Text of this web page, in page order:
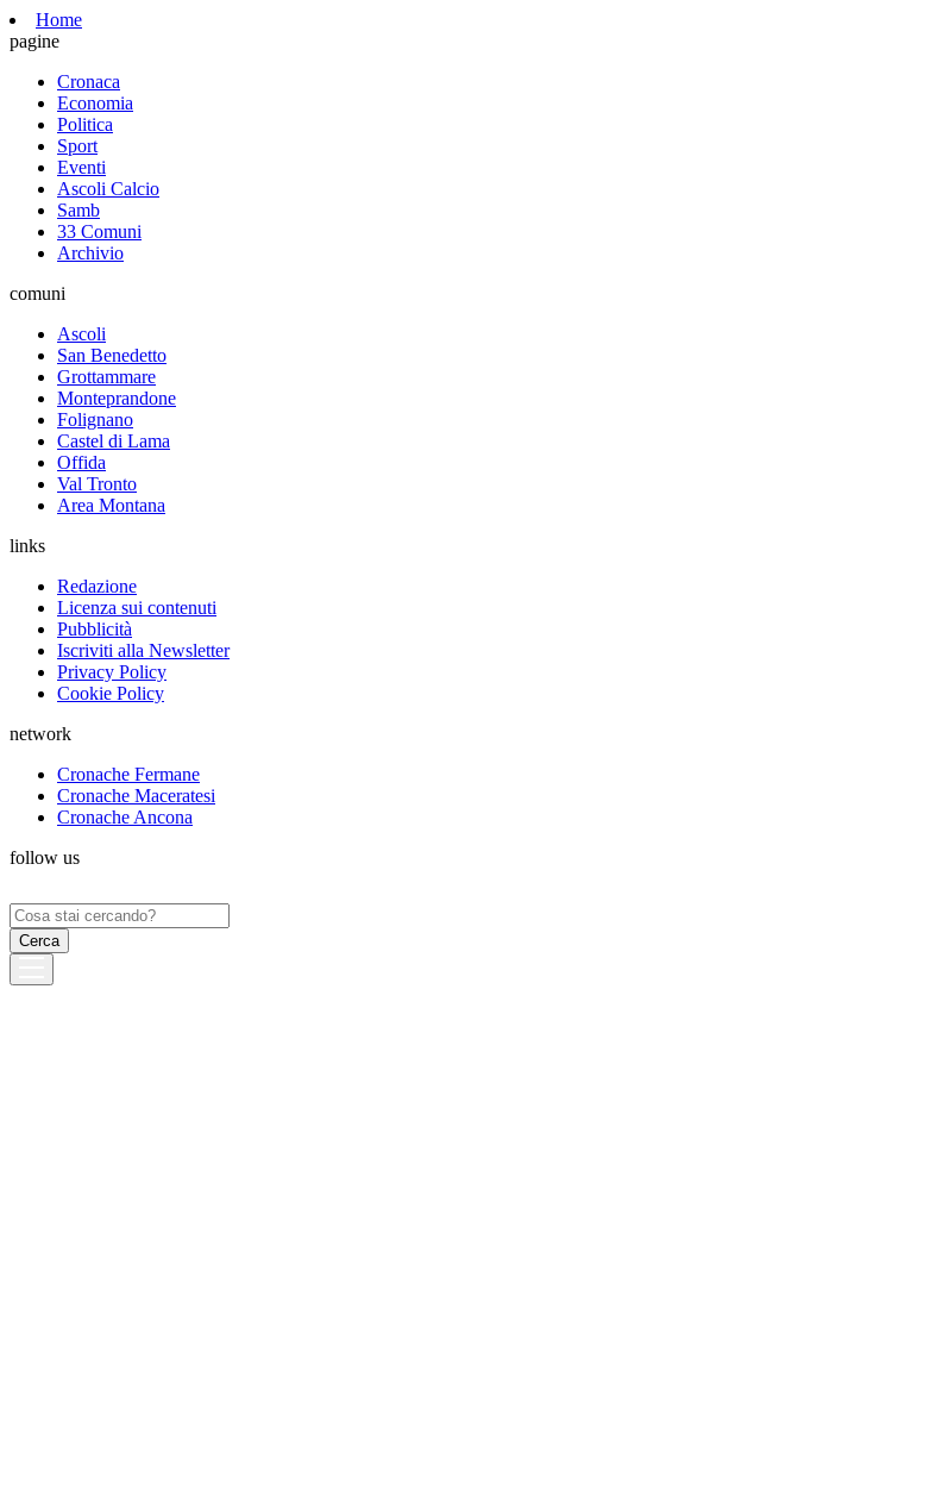
Home
pagine
Cronaca
Economia
Politica
Sport
Eventi
Ascoli Calcio
Samb
33 Comuni
Archivio
comuni
Ascoli
San Benedetto
Grottammare
Monteprandone
Folignano
Castel di Lama
Offida
Val Tronto
Area Montana
links
Redazione
Licenza sui contenuti
Pubblicità
Iscriviti alla Newsletter
Privacy Policy
Cookie Policy
network
Cronache Fermane
Cronache Maceratesi
Cronache Ancona
follow us
Ricerca
per: